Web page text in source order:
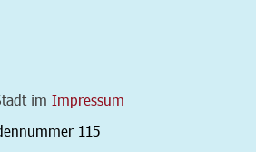
im Impressum
115